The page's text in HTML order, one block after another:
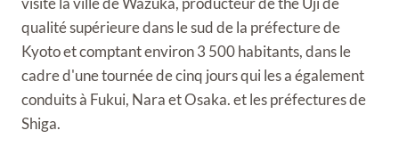
qualité supérieure dans le sud de la préfecture de
Kyoto et comptant environ 3 500 habitants, dans le
cadre d'une tournée de cinq jours qui les a également
conduits à Fukui, Nara et Osaka. et les préfectures de
Shiga.